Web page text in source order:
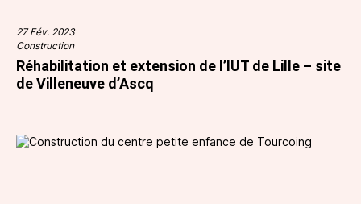
27 Fév. 2023
Construction
Réhabilitation et extension de l’IUT de Lille – site
de Villeneuve d’Ascq